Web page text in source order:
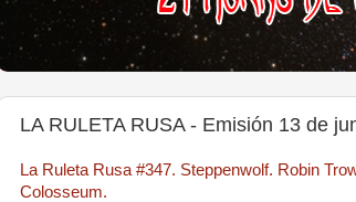
LA RULETA RUSA - Emisión 13 de
La Ruleta Rusa #347. Steppenwolf. Robin
Colosseum.